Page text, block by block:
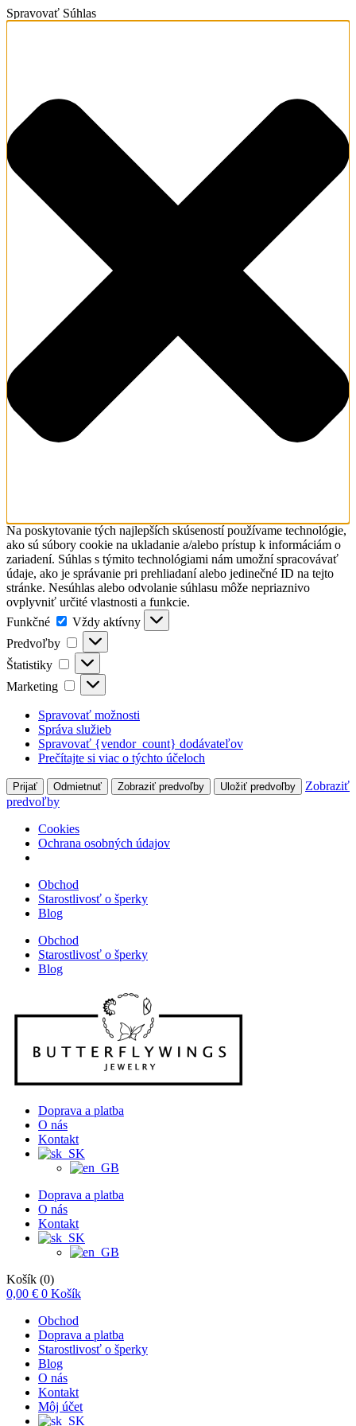
Spravovať Súhlas
Na poskytovanie tých najlepších skúseností používame technológie,
ako sú súbory cookie na ukladanie a/alebo prístup k informáciám o
zariadení. Súhlas s týmito technológiami nám umožní spracovávať
údaje, ako je správanie pri prehliadaní alebo jedinečné ID na tejto
stránke. Nesúhlas alebo odvolanie súhlasu môže nepriaznivo
ovplyvniť určité vlastnosti a funkcie.
Funkčné
Funkčné
Vždy aktívny
Predvoľby
Predvoľby
Štatistiky Štatistiky
Marketing Marketing
Spravovať možnosti
Správa služieb
Spravovať {vendor_count} dodávateľov
Prečítajte si viac o týchto účeloch
Prijať Odmietnuť Zobraziť predvoľby Uložiť predvoľby
Zobraziť
predvoľby
Cookies
Ochrana osobných údajov
Obchod
Starostlivosť o šperky
Blog
Obchod
Starostlivosť o šperky
Blog
Doprava a platba
O nás
Kontakt
Doprava a platba
O nás
Kontakt
Košík (0)
0,00 € 0 Košík
Obchod
Doprava a platba
Starostlivosť o šperky
Blog
O nás
Kontakt
Môj účet